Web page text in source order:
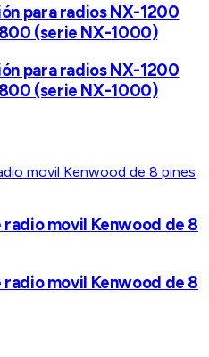
para radios NX-1200
(serie NX-1000)
para radios NX-1200
(serie NX-1000)
movil Kenwood de 8
movil Kenwood de 8